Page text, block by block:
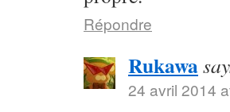
Répondre
Rukawa
24 avril 2014